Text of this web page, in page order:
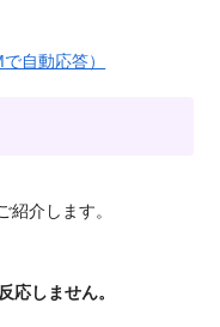
自動応答）
介します。
応しません。